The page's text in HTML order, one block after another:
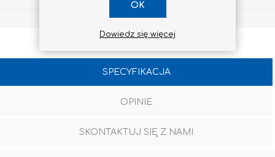
SPECYFIKACJA
OPINIE
SKONTAKTUJ SIĘ Z NAMI
OK
Dowiedz się więcej